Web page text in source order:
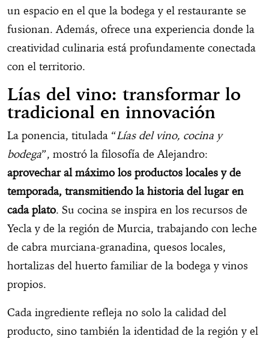
un espacio en el que la bodega y el restaurante se
fusionan. Además, ofrece una experiencia donde la
creatividad culinaria está profundamente conectada
con el territorio.
Lías del vino: transformar lo
tradicional en innovación
La ponencia, titulada “Lías del vino, cocina y
bodega”, mostró la filosofía de Alejandro:
aprovechar al máximo los productos locales y de
temporada, transmitiendo la historia del lugar en
cada plato. Su cocina se inspira en los recursos de
Yecla y de la región de Murcia, trabajando con leche
de cabra murciana-granadina, quesos locales,
hortalizas del huerto familiar de la bodega y vinos
propios.
Cada ingrediente refleja no solo la calidad del
producto, sino también la identidad de la región y el